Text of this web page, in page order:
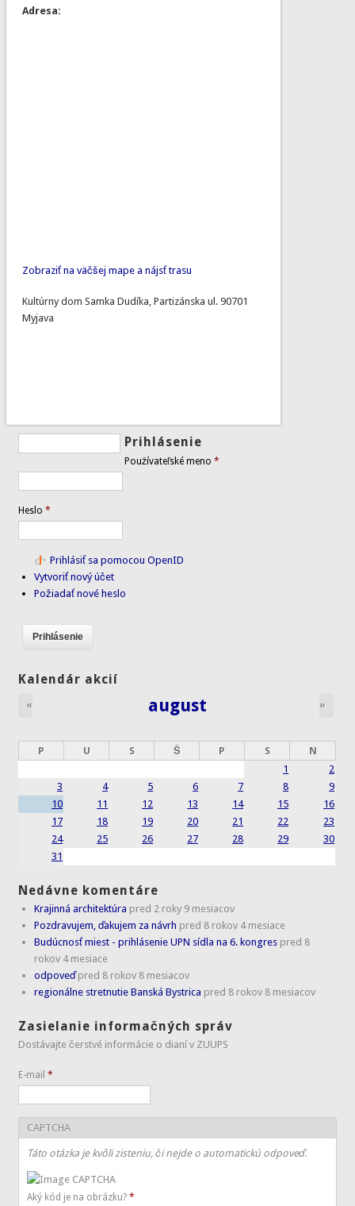
Adresa:
Zobraziť na väčšej mape a nájsť trasu
Kultúrny dom Samka Dudíka, Partizánska ul. 90701
Myjava
Prihlásenie
Používateľské meno*
Heslo*
Prihlásiť sa pomocou OpenID
Vytvoriť nový účet
Požiadať nové heslo
Kalendár akcií
august
« »
P U S Š P S
N
1
2
3
4 5 6 7 8
9
10
11 12 13 14 15
16
17
18 19 20 21 22
23
24
25 26 27 28 29
30
31
Nedávne komentáre
Krajinná architektúra pred 2 roky 9 mesiacov
Pozdravujem, ďakujem za návrh pred 8 rokov 4 mesiace
Budúcnosť miest - prihlásenie UPN sídla na 6. kongres pred 8
rokov 4 mesiace
odpoveď pred 8 rokov 8 mesiacov
regionálne stretnutie Banská Bystrica pred 8 rokov 8 mesiacov
Zasielanie informačných správ
Dostávajte čerstvé informácie o dianí v ZUUPS
E-mail*
CAPTCHA
Táto otázka je kvôli zisteniu, či nejde o automatickú odpoveď.
Aký kód je na obrázku?*